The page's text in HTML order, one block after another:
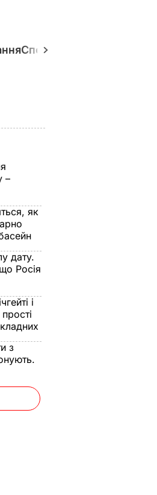
Спецпроєкти
–
як
дату.
Росія
і
з